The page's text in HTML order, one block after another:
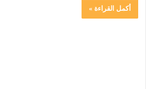
أكمل القراءة »